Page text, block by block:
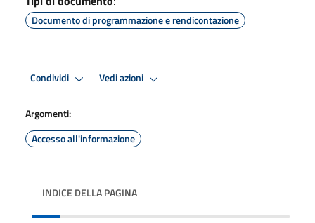
Documento di programmazione e rendicontazione
Condividi Vedi azioni
Argomenti:
Accesso all'informazione
INDICE DELLA PAGINA